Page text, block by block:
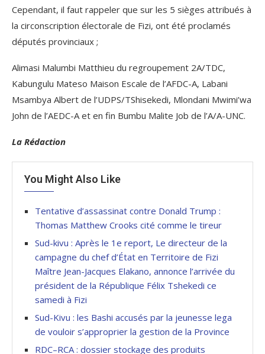
Cependant, il faut rappeler que sur les 5 sièges attribués à
la circonscription électorale de Fizi, ont été proclamés
députés provinciaux ;
Alimasi Malumbi Matthieu du regroupement 2A/TDC,
Kabungulu Mateso Maison Escale de l’AFDC-A, Labani
Msambya Albert de l’UDPS/TShisekedi, Mlondani Mwimi’wa
John de l’AEDC-A et en fin Bumbu Malite Job de l’A/A-UNC.
La Rédaction
You Might Also Like
Tentative d’assassinat contre Donald Trump :
Thomas Matthew Crooks cité comme le tireur
Sud-kivu : Après le 1e report, Le directeur de la
campagne du chef d’État en Territoire de Fizi
Maître Jean-Jacques Elakano, annonce l’arrivée du
président de la République Félix Tshekedi ce
samedi à Fizi
Sud-Kivu : les Bashi accusés par la jeunesse lega
de vouloir s’approprier la gestion de la Province
RDC–RCA : dossier stockage des produits